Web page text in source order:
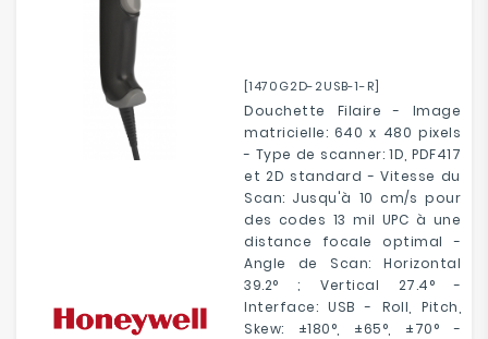
[1470G2D-2USB-1-R]
Douchette Filaire - Image
matricielle: 640 x 480 pixels
- Type de scanner: 1D, PDF417
et 2D standard - Vitesse du
Scan: Jusqu'à 10 cm/s pour
des codes 13 mil UPC à une
distance focale optimal -
Angle de Scan: Horizontal
39.2° ; Vertical 27.4° -
Interface: USB - Roll, Pitch,
Skew: ±180°, ±65°, ±70° -